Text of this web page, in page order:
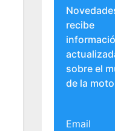
recibe
sobre el
de la moto
Email